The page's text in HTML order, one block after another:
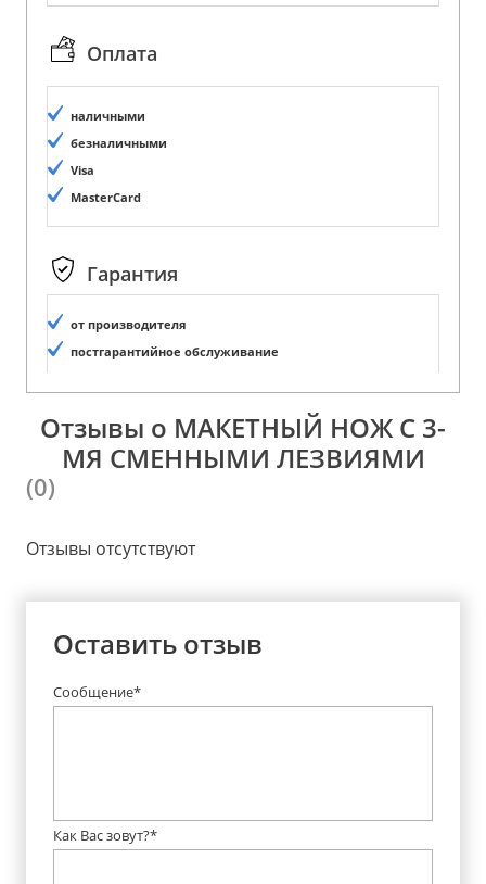
Оплата
наличными
безналичными
Visa
MasterCard
Гарантия
от производителя
постгарантийное обслуживание
Отзывы о МАКЕТНЫЙ НОЖ С 3-
МЯ СМЕННЫМИ ЛЕЗВИЯМИ
(0)
Отзывы отсутствуют
Оставить отзыв
Сообщение*
Как Вас зовут?*